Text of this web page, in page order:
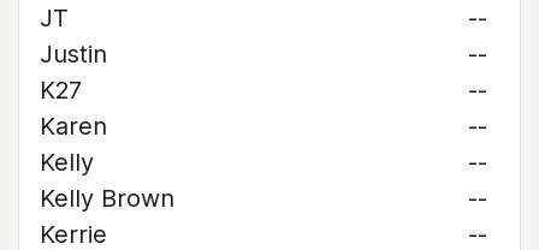
JT
--
Justin
--
K27
--
Karen
--
Kelly
--
Kelly Brown
--
Kerrie
--